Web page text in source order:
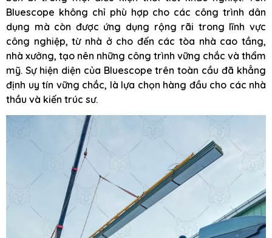
Bluescope không chỉ phù hợp cho các công trình dân
dụng mà còn được ứng dụng rộng rãi trong lĩnh vực
công nghiệp, từ nhà ở cho đến các tòa nhà cao tầng,
nhà xưởng, tạo nên những công trình vững chắc và thẩm
mỹ. Sự hiện diện của Bluescope trên toàn cầu đã khẳng
định uy tín vững chắc, là lựa chọn hàng đầu cho các nhà
thầu và kiến trúc sư.